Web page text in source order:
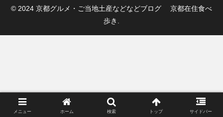
© 2024 京都グルメ・ご当地土産などなどブログ 京都在住食べ
歩き.
メニュー ホーム 検索 トップ サイドバー